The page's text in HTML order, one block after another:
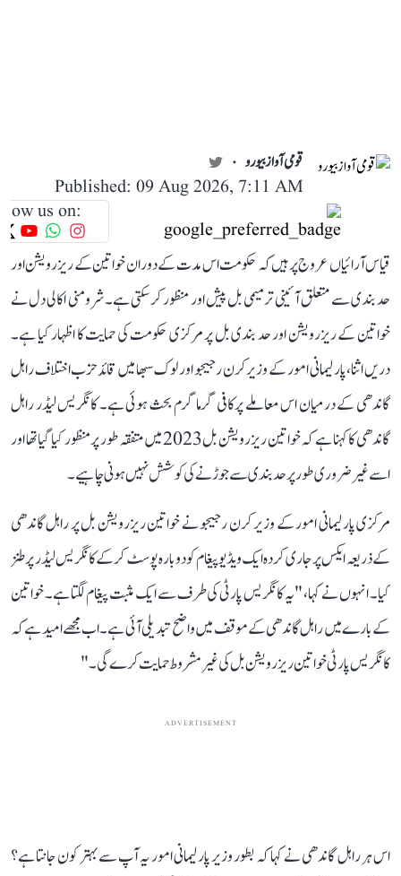
قومی آواز بیورو
Published: 09 Aug 2026, 7:11 AM
us on:
قیاس آرائیاں عروج پر ہیں کہ حکومت اس مدت کے دوران خواتین کے ریزرویشن اور
حد بندی سے متعلق آئینی ترمیمی بل پیش اور منظور کر سکتی ہے۔ شرومنی اکالی دل نے
خواتین کے ریزرویشن اور حد بندی بل پر مرکزی حکومت کی حمایت کا اظہار کیا ہے۔
دریں اثنا، پارلیمانی امور کے وزیر کرن رجیجو اور لوک سبھا میں قائد حزب اختلاف راہل
گاندھی کے درمیان اس معاملے پرکافی گرما گرم بحث ہوئی ہے۔ کانگریس لیڈر راہل
گاندھی کا کہنا ہے کہ خواتین ریزرویشن بل 2023 میں متفقہ طور پر منظور کیا گیا تھا اور
اسے غیر ضروری طور پر حد بندی سے جوڑنے کی کوشش نہیں ہونی چاہیے۔
مرکزی پارلیمانی امور کے وزیر کرن رجیجو نے خواتین ریزرویشن بل پر راہل گاندھی
کے ذریعہ ایکس پر جاری کردہ ایک ویڈیو پیغام کو دوبارہ پوسٹ کرکے کانگریس لیڈر پر طنز
کیا۔ انہوں نے کہا، "یہ کانگریس پارٹی کی طرف سے ایک مثبت پیغام لگتا ہے۔ خواتین
کے بارے میں راہل گاندھی کے موقف میں واضح تبدیلی آئی ہے۔ اب مجھے امید ہے کہ
کانگریس پارٹی خواتین ریزرویشن بل کی غیر مشروط حمایت کرے گی۔"
ADVERTISEMENT
اس ہر راہل گاندھی نے کہا کہ بطور وزیر پارلیمانی امور یہ آپ سے بہتر کون جانتا ہے؟